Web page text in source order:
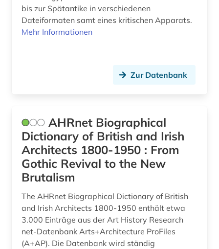
bildnis (1)
biodiversität in städten (1)
biografie (1)
biographie (6)
biologie (2)
boden (2)
bodendenkmal (2)
bodenkunde (2)
bis zur Spätantike in verschiedenen
Dateiformaten samt eines kritischen Apparats.
Mehr Informationen
Zur Datenbank
AHRnet Biographical
Dictionary of British and Irish
Architects 1800-1950 : From
Gothic Revival to the New
Brutalism
The AHRnet Biographical Dictionary of British
and Irish Architects 1800-1950 enthält etwa
3.000 Einträge aus der Art History Research
net-Datenbank Arts+Architecture ProFiles
(A+AP). Die Datenbank wird ständig